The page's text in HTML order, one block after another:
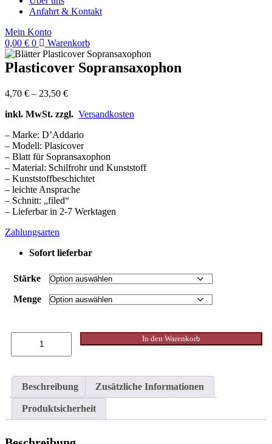
Anfahrt & Kontakt
Mein Konto
0,00 € 0 Warenkorb
Plasticover Sopransaxophon
4,70 € – 23,50 €
inkl. MwSt. zzgl. Versandkosten
– Marke: D’Addario
– Modell: Plasicover
– Blatt für Sopransaxophon
– Material: Schilfrohr und Kunststoff
– Kunststoffbeschichtet
– leichte Ansprache
– Schnitt: „filed“
– Lieferbar in 2-7 Werktagen
Zahlungsarten
Sofort lieferbar
Stärke
Menge
Sopransaxophon
In den Warenkorb
Beschreibung Zusätzliche Informationen
Produktsicherheit